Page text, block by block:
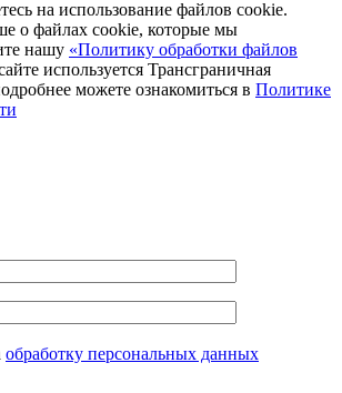
на использование файлов cookie.
о файлах cookie, которые мы
нашу «Политику обработки файлов
используется Трансграничная
можете ознакомиться в Политике
обработку персональных данных